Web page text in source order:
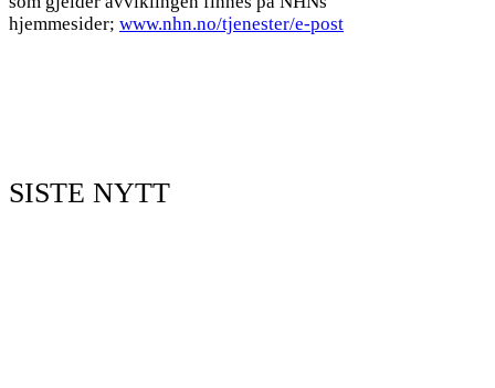
hjemmesider; www.nhn.no/tjenester/e-post
SISTE NYTT